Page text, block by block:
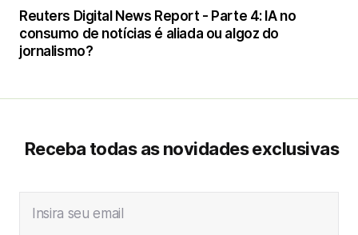
Reuters Digital News Report - Parte 4: IA no
consumo de notícias é aliada ou algoz do
jornalismo?
Receba todas as novidades exclusivas
Insira seu email